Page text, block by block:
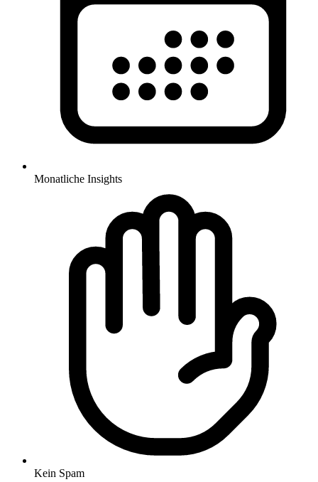
Monatliche Insights
Kein Spam